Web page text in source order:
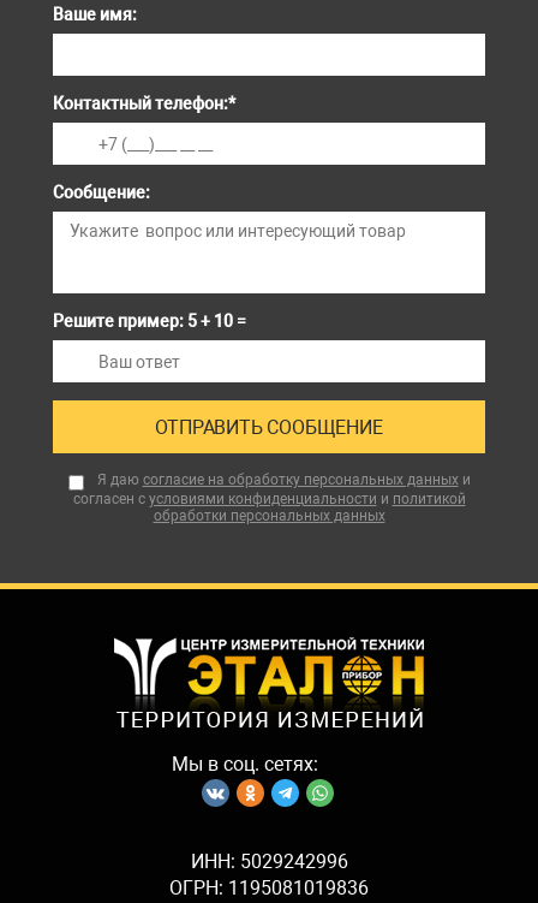
Ваше имя:
Контактный телефон:*
Сообщение:
Решите пример: 5 + 10 =
Я даю согласие на обработку персональных данныхи
согласен с условиями конфиденциальности и политикой
обработки персональных данных
Мы в соц. сетях:
ИНН: 5029242996
ОГРН: 1195081019836